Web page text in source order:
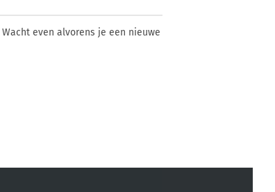
even alvorens je een nieuwe